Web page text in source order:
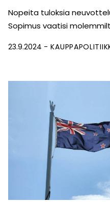
Nopeita tuloksia
Sopimus vaatisi
23.9.2024